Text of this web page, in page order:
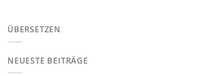
ÜBERSETZEN
NEUESTE BEITRÄGE